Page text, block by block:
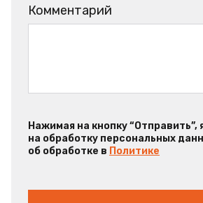
Комментарий
Нажимая на кнопку “Отправить”,
на обработку персональных
об обработке в Политике